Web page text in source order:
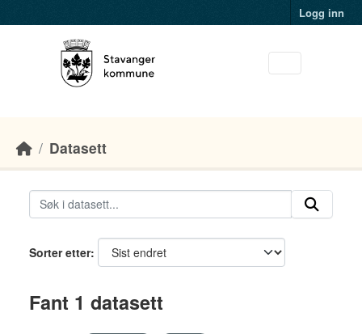
Logg inn
Datasett
Sorter etter
Fant 1 datasett